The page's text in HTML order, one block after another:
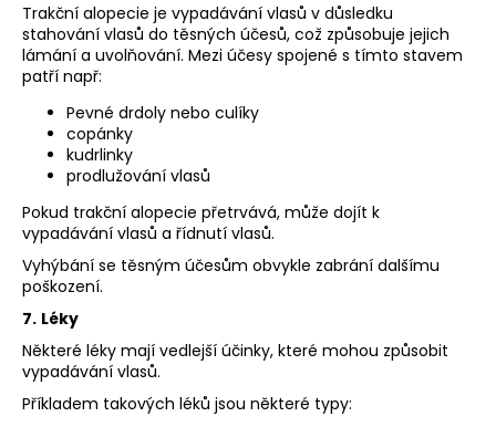
Trakční alopecie je vypadávání vlasů v důsledku
stahování vlasů do těsných účesů, což způsobuje jejich
lámání a uvolňování. Mezi účesy spojené s tímto stavem
patří např:
Pevné drdoly nebo culíky
copánky
kudrlinky
prodlužování vlasů
Pokud trakční alopecie přetrvává, může dojít k
vypadávání vlasů a řídnutí vlasů.
Vyhýbání se těsným účesům obvykle zabrání dalšímu
poškození.
7. Léky
Některé léky mají vedlejší účinky, které mohou způsobit
vypadávání vlasů.
Příkladem takových léků jsou některé typy: